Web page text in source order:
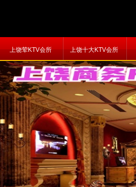
上饶荤KTV会所 上饶十大KTV会所